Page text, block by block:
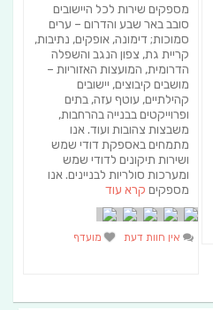
מספקים שירות לכל היישובים
סובב באר שבע והדרום – ערים
סמוכות; דימונה, אופקים, נתיבות,
קריית גת, צפון הנגב והשפלה
הדרומית, המועצות האזוריות –
מושבים קיבוצים, יישובים
קהילתיים, עוטף עזה, בתים
ופרוייקטים בבנייה בהרחבות,
משבצות צהובות ועוד. אנו
מתמחים באספקת דודי שמש
ושירות תיקונים לדודי שמש
ומערכות סולריות לבניינים. אנו
מספקים קרא עוד
אין חוות דעת מועדף